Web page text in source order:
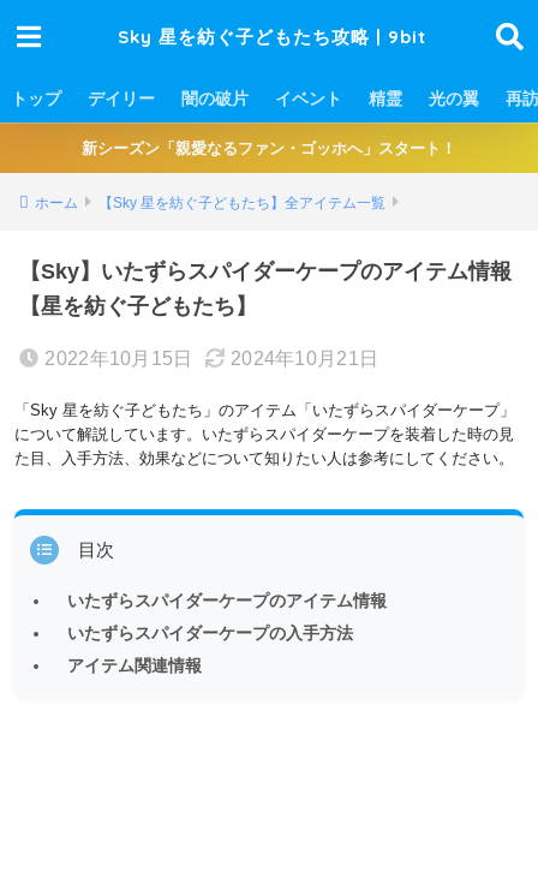
Sky 星を紡ぐ子どもたち攻略 | 9bit
トップ デイリー 闇の破片 イベント 精霊 光の翼 再訪
新シーズン「親愛なるファン・ゴッホへ」スタート！
ホーム 【Sky 星を紡ぐ子どもたち】全アイテム一覧
【Sky】いたずらスパイダーケープのアイテム情報
【星を紡ぐ子どもたち】
2022年10月15日 2024年10月21日
「Sky 星を紡ぐ子どもたち」のアイテム「いたずらスパイダーケープ」
について解説しています。いたずらスパイダーケープを装着した時の見
た目、入手方法、効果などについて知りたい人は参考にしてください。
目次
いたずらスパイダーケープのアイテム情報
いたずらスパイダーケープの入手方法
アイテム関連情報